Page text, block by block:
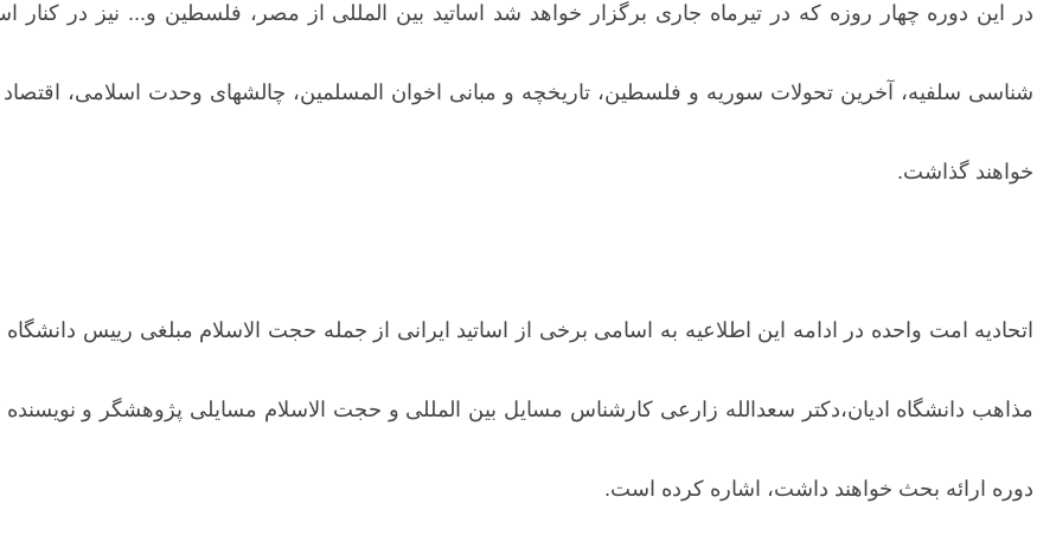
در این دوره چهار روزه که در تیرماه جاری برگزار خواهد شد اساتید بین المللی از مصر، فلسطین و... نیز در
شناسی سلفیه، آخرین تحولات سوریه و فلسطین، تاریخچه و مبانی اخوان المسلمین، چالشهای وحدت اسلامی،
خواهند گذاشت.
اتحادیه امت واحده در ادامه این اطلاعیه به اسامی برخی از اساتید ایرانی از جمله حجت الاسلام مبلغی رییس
مذاهب دانشگاه ادیان،دکتر سعدالله زارعی کارشناس مسایل بین المللی و حجت الاسلام مسایلی پژوهشگر و
دوره ارائه بحث خواهند داشت، اشاره کرده است.